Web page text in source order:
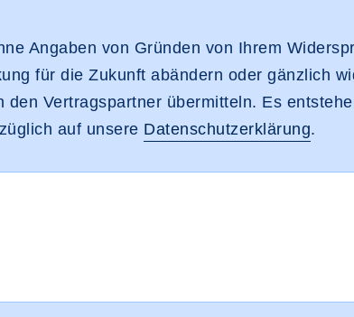
Angaben von Gründen von Ihrem
für die Zukunft abändern oder gänzlich
Vertragspartner übermitteln. Es
auf unsere Datenschutzerklärung.